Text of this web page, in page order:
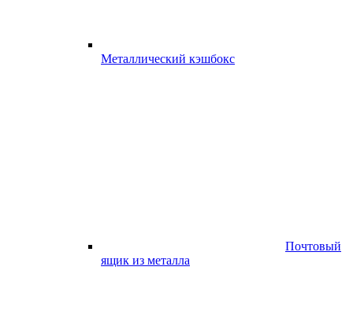
Металлический кэшбокс
Почтовый
ящик из металла